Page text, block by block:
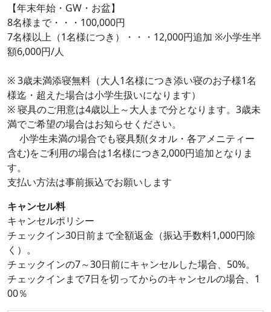
【年末年始・GW・お盆】
8名様まで・・・100,000円
7名様以上（1名様につき）・・・12,000円追加 ※小学生半
額6,000円/人
※ 3歳未満添寝無料（大人1名様につき添い寝のお子様1名
様迄・超えた場合は小学生扱いになります）
※ 寝具のご用意は4歳以上～大人まで分となります。3歳未
満でご希望の場合はお知らせください。
小学生未満の場合でも寝具類(タオル・各アメニティー
含む)をご利用の場合は1名様につき2,000円追加となりま
す。
支払い方法は事前振込でお願いします
キャンセル料
キャンセルポリシー
チェックイン30日前まで全額返金（振込手数料1,000円除
く）。
チェックインの7～30日前にキャンセルした場合、50%。
チェックインまで7日を切ってからのキャンセルの場合、1
00％